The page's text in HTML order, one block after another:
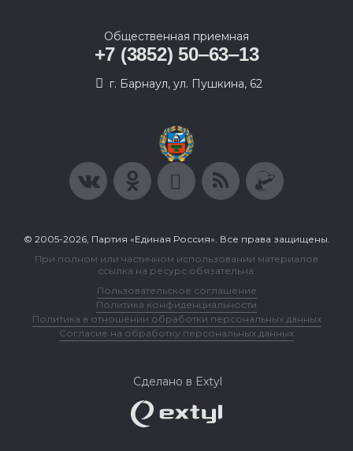
Общественная приемная
+7 (3852) 50‒63‒13
г. Барнаул, ул. Пушкина, 62
© 2005-2026, Партия «Единая Россия». Все права защищены.
При полном или частичном использовании материалов
ссылка на ресурс обязательна.
Пользовательское соглашение
Политика конфиденциальности
Политика в отношении обработки персональных данных
Согласие на обработку персональных данных
Сделано в Extyl